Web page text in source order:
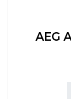
AEG